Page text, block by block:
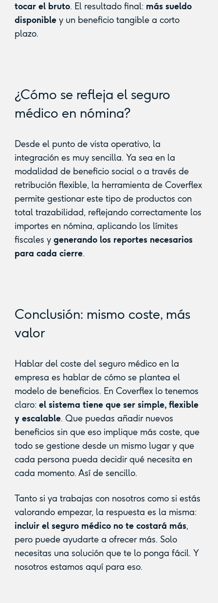
tocar el bruto. El resultado final: más sueldo
disponibley un beneficio tangible a corto
plazo.
¿Cómo se refleja el seguro
médico en nómina?
Desde el punto de vista operativo, la
integración es muy sencilla. Ya sea en la
modalidad de beneficio social o a través de
retribución flexible, la herramienta de Coverflex
permite gestionar este tipo de productos con
total trazabilidad, reflejando correctamente los
importes en nómina, aplicando los límites
fiscales ygenerando los reportes necesarios
para cada cierre.
Conclusión: mismo coste, más
valor
Hablar del coste del seguro médico en la
empresa es hablar de cómo se plantea el
modelo de beneficios. En Coverflex lo tenemos
claro: el sistema tiene que ser simple, flexible
y escalable. Que puedas añadir nuevos
beneficios sin que eso implique más coste, que
todo se gestione desde un mismo lugar y que
cada persona pueda decidir qué necesita en
cada momento. Así de sencillo.
Tanto si ya trabajas con nosotros como si estás
valorando empezar, la respuesta es la misma:
incluir el seguro médico no te costará más,
pero puede ayudarte a ofrecer más. Solo
necesitas una solución que te lo ponga fácil. Y
nosotros estamos aquí para eso.